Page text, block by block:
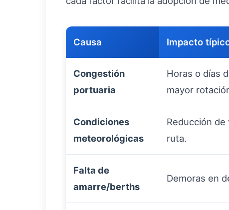
Causa Impacto
Congestión
portuaria
Horas o días
mayor
Condiciones
meteorológicas
Reducción
ruta.
Falta de
amarre/berths
Demoras en